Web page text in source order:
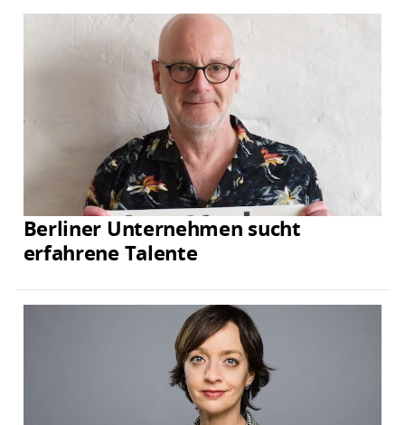
Berliner Unternehmen sucht
erfahrene Talente